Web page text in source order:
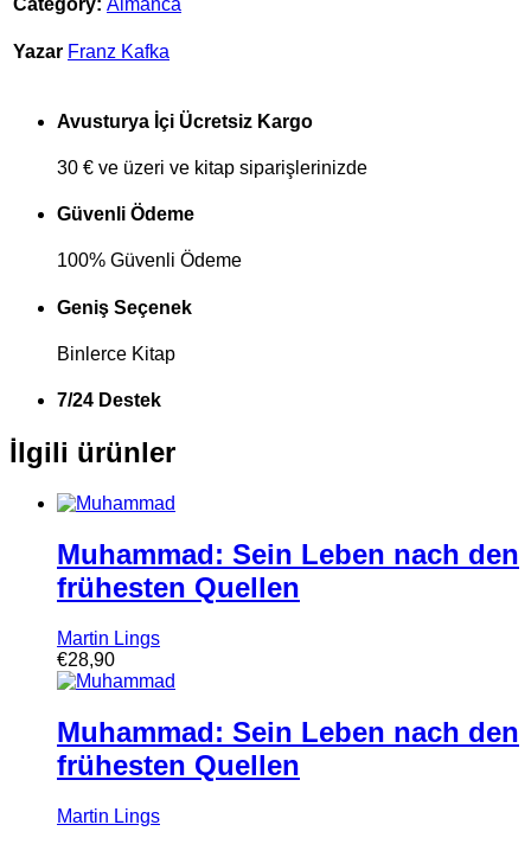
Category: Almanca
Yazar Franz Kafka
Avusturya İçi Ücretsiz Kargo
30 € ve üzeri ve kitap siparişlerinizde
Güvenli Ödeme
100% Güvenli Ödeme
Geniş Seçenek
Binlerce Kitap
7/24 Destek
İlgili ürünler
Muhammad: Sein Leben nach den
frühesten Quellen
Martin Lings
€28,90
Muhammad: Sein Leben nach den
frühesten Quellen
Martin Lings